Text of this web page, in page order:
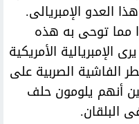
العدو الإمبريالى.
مما توحى به هذه
الإمبريالية الأمريكية
الفاشية الصربية على
أنهم يلومون حلف
البلقان.